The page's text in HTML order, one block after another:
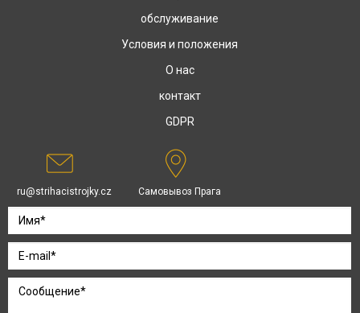
обслуживание
Условия и положения
О нас
контакт
GDPR
ru@strihacistrojky.cz Самовывоз Прага